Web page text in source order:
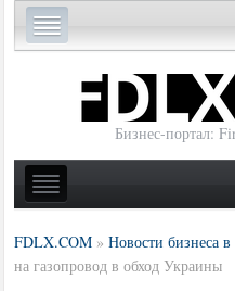
Бизнес-портал:
FDLX.COM »Новости бизнеса
на газопровод в обход Украины